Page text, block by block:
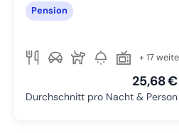
Pension
+ 17
25,68 €
Durchschnitt pro Nacht & Person